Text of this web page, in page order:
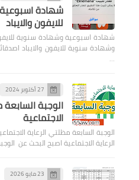
شهادة
للايفون والايباد
شهادة اسبوعية وشهادة سنوية
وشهادة سنوية للايفون والايباد
…
27 أكتوبر 2024
الوجبة
الاجتماعية
الوجبة السابعة مظلتي الرعاية
الرعاية الاجتماعية اصبح البحث عن
23 مايو 2026